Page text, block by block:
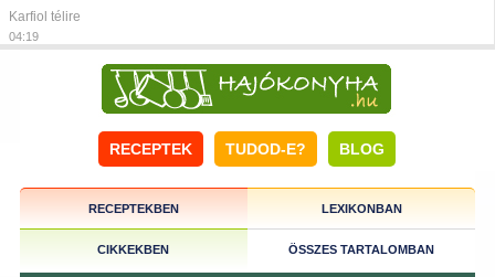
Karfiol télire
04:19
RECEPTEK TUDOD-E? BLOG
RECEPTEKBEN LEXIKONBAN
CIKKEKBEN ÖSSZES TARTALOMBAN